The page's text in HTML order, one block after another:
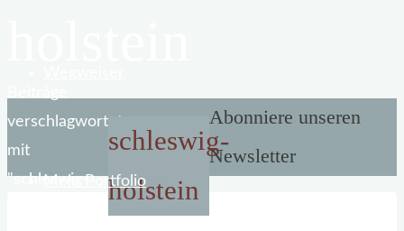
Mein Portfolio
verschlagwortet
mit
"schleswig-
schleswig-
holstein
Abonniere unseren
Newsletter